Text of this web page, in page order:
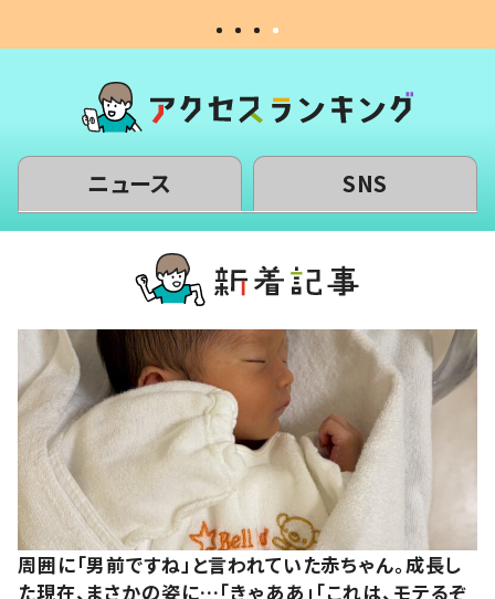
ニュース SNS
周囲に「男前ですね」と言われていた赤ちゃん。成長し
た現在、まさかの姿に…「きゃああ」「これは、モテるぞ